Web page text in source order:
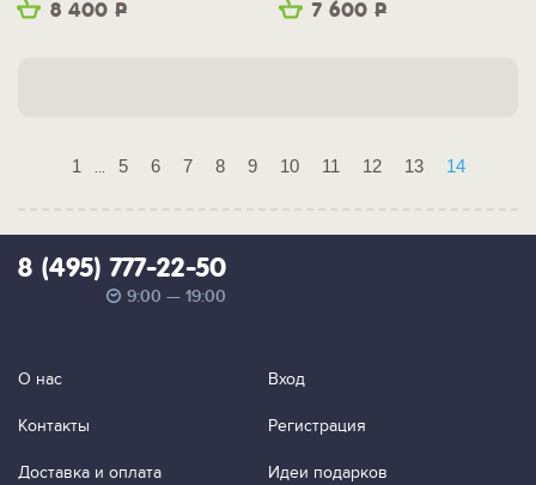
8 400 Р
7 600 Р
1 ... 5 6 7 8 9 10 11 12 13 14
8 (495) 777-22-50
9:00 — 19:00
О нас
Контакты
Доставка и оплата
Вход
Регистрация
Идеи подарков